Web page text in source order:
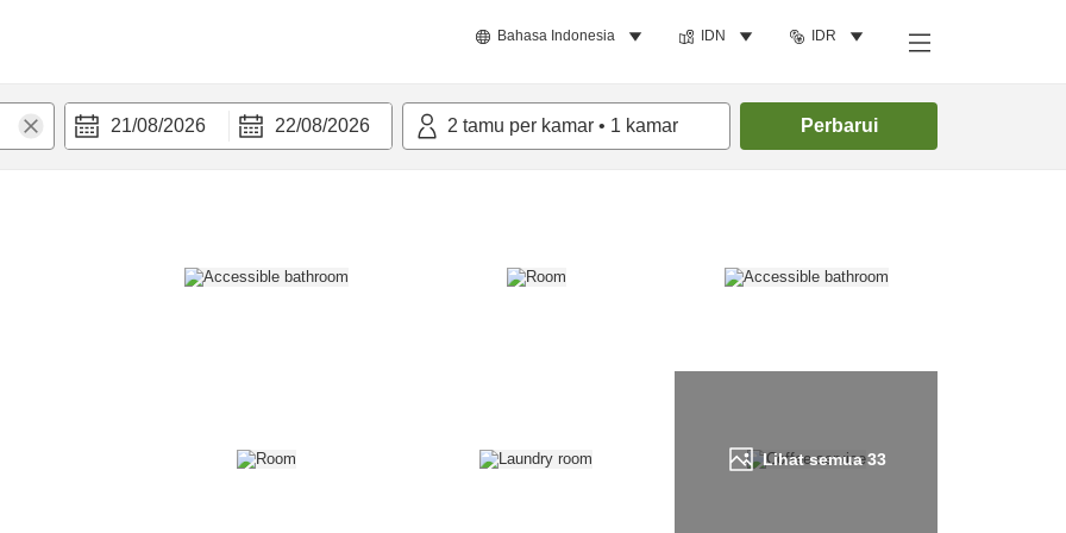
Bahasa Indonesia IDN IDR
21/08/2026 22/08/2026 2 tamu per kamar • 1 kamar Perbarui
Lihat semua33
Cari kamar